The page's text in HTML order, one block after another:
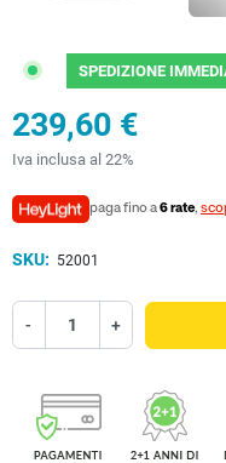
SPEDIZIONE
239,60 €
Iva inclusa al 22%
paga fino a6 rate,
SKU: 52001
- +